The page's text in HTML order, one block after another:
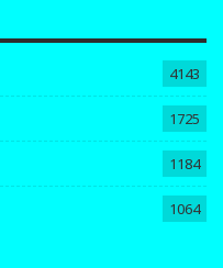
4143
1725
1184
1064